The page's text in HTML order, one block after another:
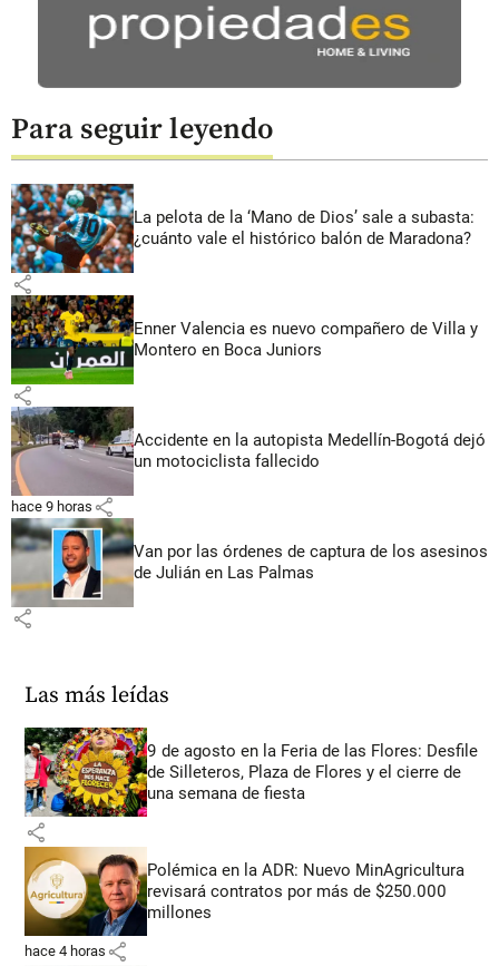
Para seguir leyendo
La pelota de la ‘Mano de Dios’ sale a subasta:
¿cuánto vale el histórico balón de Maradona?
share
Enner Valencia es nuevo compañero de Villa y
Montero en Boca Juniors
share
Accidente en la autopista Medellín-Bogotá dejó
un motociclista fallecido
hace 9 horas share
Van por las órdenes de captura de los asesinos
de Julián en Las Palmas
share
Las más leídas
9 de agosto en la Feria de las Flores: Desfile
de Silleteros, Plaza de Flores y el cierre de
una semana de fiesta
share
Polémica en la ADR: Nuevo MinAgricultura
revisará contratos por más de $250.000
millones
hace 4 horas share